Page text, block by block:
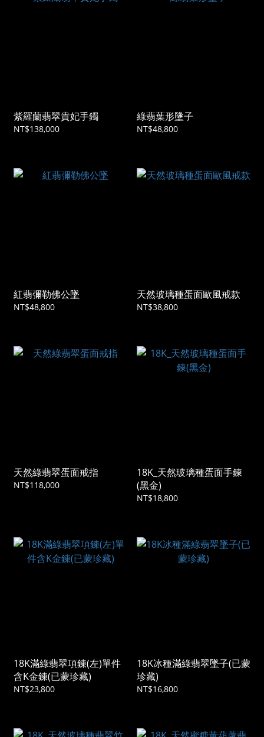
紫羅蘭翡翠貴妃手鐲
NT$138,000
綠翡葉形墬子
NT$48,800
紅翡彌勒佛公墜
NT$48,800
天然玻璃種蛋面歐風戒款
NT$38,800
天然綠翡翠蛋面戒指
NT$118,000
18K_天然玻璃種蛋面手鍊
(黑金)
NT$18,800
18K滿綠翡翠項鍊(左)單件
含K金鍊(已蒙珍藏)
NT$23,800
18K冰種滿綠翡翠墜子(已蒙
珍藏)
NT$16,800